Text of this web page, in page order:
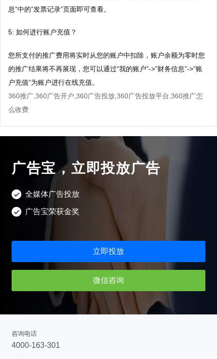
息”中的”发票记录”页面即可查看。
5: 如何进行账户充值？
您所支付的推广费用将实时从您的账户中扣除，账户余额为零时您
的推广结果将不再展现，您可以通过”我的账户”->”财务信息”->”账
户充值”为账户进行在线充值。
360推广,360广告开户,360广告投放,360广告投放平台,360推广怎
么收费
广告宝，立即投放广告
全媒体广告投放
广告宝荣获金奖
立即投放
微信咨询
咨询电话
4000-163-301